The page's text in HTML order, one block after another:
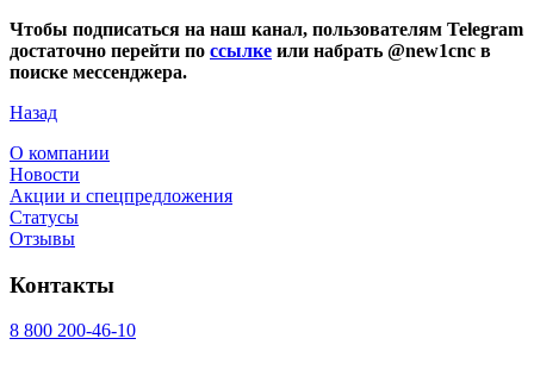
Чтобы подписаться на наш канал, пользователям Telegram
достаточно перейти по ссылке или набрать @new1cnc в
поиске мессенджера.
Назад
О компании
Новости
Акции и спецпредложения
Статусы
Отзывы
Контакты
8 800 200-46-10